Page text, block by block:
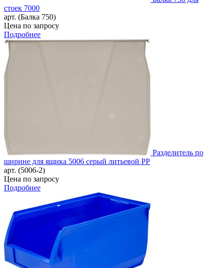
стоек 7000
арт. (Балка 750)
Цена по запросу
Подробнее
Разделитель по
ширине для ящика 5006 серый литьевой PP
арт. (5006-2)
Цена по запросу
Подробнее